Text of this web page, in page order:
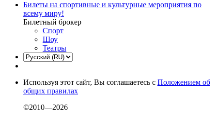
Билеты на спортивные и культурные мероприятия по
всему миру!
Билетный брокер
Спорт
Шоу
Театры
Используя этот сайт, Вы соглашаетесь с Положением об
общих правилах
©2010—2026